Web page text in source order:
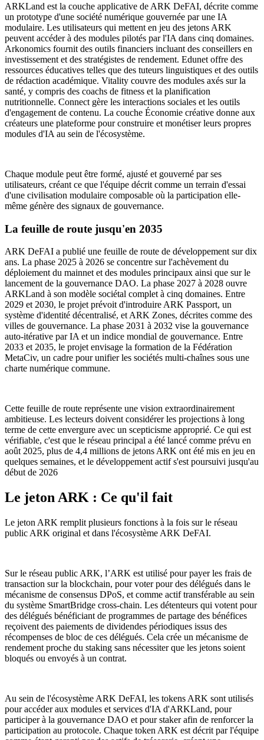
ARKLand est la couche applicative de ARK DeFAI, décrite comme
un prototype d'une société numérique gouvernée par une IA
modulaire. Les utilisateurs qui mettent en jeu des jetons ARK
peuvent accéder à des modules pilotés par l'IA dans cinq domaines.
Arkonomics fournit des outils financiers incluant des conseillers en
investissement et des stratégistes de rendement. Edunet offre des
ressources éducatives telles que des tuteurs linguistiques et des outils
de rédaction académique. Vitality couvre des modules axés sur la
santé, y compris des coachs de fitness et la planification
nutritionnelle. Connect gère les interactions sociales et les outils
d'engagement de contenu. La couche Économie créative donne aux
créateurs une plateforme pour construire et monétiser leurs propres
modules d'IA au sein de l'écosystème.
Chaque module peut être formé, ajusté et gouverné par ses
utilisateurs, créant ce que l'équipe décrit comme un terrain d'essai
d'une civilisation modulaire composable où la participation elle-
même génère des signaux de gouvernance.
La feuille de route jusqu'en 2035
ARK DeFAI a publié une feuille de route de développement sur dix
ans. La phase 2025 à 2026 se concentre sur l'achèvement du
déploiement du mainnet et des modules principaux ainsi que sur le
lancement de la gouvernance DAO. La phase 2027 à 2028 ouvre
ARKLand à son modèle sociétal complet à cinq domaines. Entre
2029 et 2030, le projet prévoit d'introduire ARK Passport, un
système d'identité décentralisé, et ARK Zones, décrites comme des
villes de gouvernance. La phase 2031 à 2032 vise la gouvernance
auto-itérative par IA et un indice mondial de gouvernance. Entre
2033 et 2035, le projet envisage la formation de la Fédération
MetaCiv, un cadre pour unifier les sociétés multi-chaînes sous une
charte numérique commune.
Cette feuille de route représente une vision extraordinairement
ambitieuse. Les lecteurs doivent considérer les projections à long
terme de cette envergure avec un scepticisme approprié. Ce qui est
vérifiable, c'est que le réseau principal a été lancé comme prévu en
août 2025, plus de 4,4 millions de jetons ARK ont été mis en jeu en
quelques semaines, et le développement actif s'est poursuivi jusqu'au
début de 2026
Le jeton ARK : Ce qu'il fait
Le jeton ARK remplit plusieurs fonctions à la fois sur le réseau
public ARK original et dans l'écosystème ARK DeFAI.
Sur le réseau public ARK, l’ARK est utilisé pour payer les frais de
transaction sur la blockchain, pour voter pour des délégués dans le
mécanisme de consensus DPoS, et comme actif transférable au sein
du système SmartBridge cross-chain. Les détenteurs qui votent pour
des délégués bénéficiant de programmes de partage des bénéfices
reçoivent des paiements de dividendes périodiques issus des
récompenses de bloc de ces délégués. Cela crée un mécanisme de
rendement proche du staking sans nécessiter que les jetons soient
bloqués ou envoyés à un contrat.
Au sein de l'écosystème ARK DeFAI, les tokens ARK sont utilisés
pour accéder aux modules et services d'IA d'ARKLand, pour
participer à la gouvernance DAO et pour staker afin de renforcer la
participation au protocole. Chaque token ARK est décrit par l'équipe